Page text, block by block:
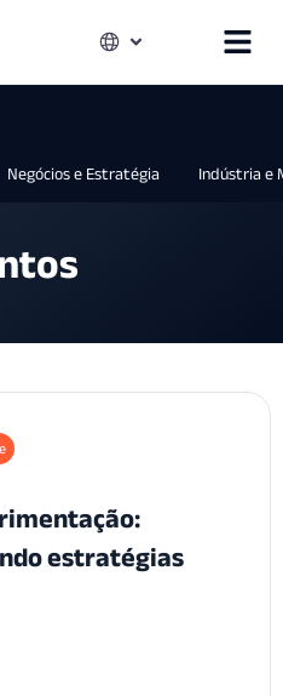
Negócios e Estratégia Indústria e
estratégias